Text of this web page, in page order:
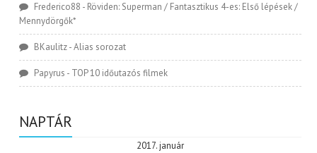
Frederico88 - Röviden: Superman / Fantasztikus 4-es: Első lépések /
Mennydörgők*
BKaulitz-Alias sorozat
Papyrus - TOP 10 időutazós filmek
NAPTÁR
2017. január